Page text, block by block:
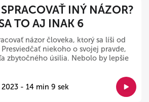
INÝ NÁZOR?
SA TO AJ INAK 6
názor človeka, ktorý sa líši od
Presviedčať niekoho o svojej pravde,
zbytočného úsilia. Nebolo by lepšie
2023 - 14 min 9 sek